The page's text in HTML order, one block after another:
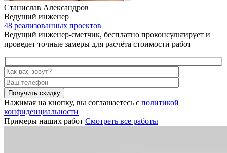
Станислав Александров
Ведущий инженер
48 реализованных проектов
Ведущий инженер-сметчик, бесплатно проконсультирует и
проведет точные замеры для расчёта стоимости работ
Получить скидку
Нажимая на кнопку, вы соглашаетесь с политикой
конфиденциальности
Примеры наших работ Смотреть все работы